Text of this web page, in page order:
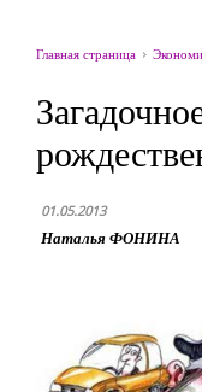
Главная страница
01.05.2013
Наталья ФОНИНА